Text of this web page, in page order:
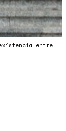
entre